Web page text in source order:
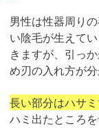
男性は性器周り
い陰毛が生えて
きますが、引っ
め刃の入れ方が
長い部分はハサ
ハミ出たところを